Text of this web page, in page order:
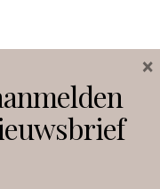
Facebook
×